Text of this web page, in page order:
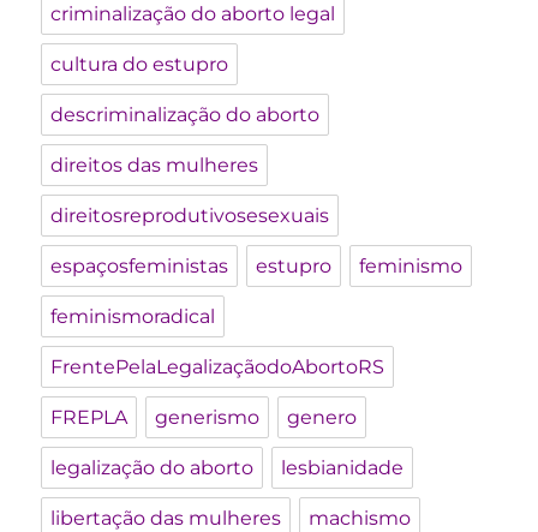
criminalização do aborto legal
cultura do estupro
descriminalização do aborto
direitos das mulheres
direitosreprodutivosesexuais
espaçosfeministas estupro feminismo
feminismoradical
FrentePelaLegalizaçãodoAbortoRS
FREPLA generismo genero
legalização do aborto lesbianidade
libertação das mulheres machismo